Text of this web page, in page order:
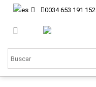
0034 653 191 152